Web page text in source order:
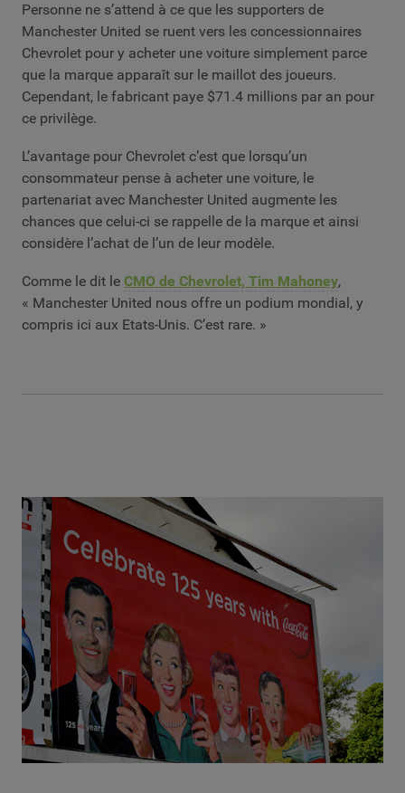
Personne ne s’attend à ce que les supporters de
Manchester United se ruent vers les concessionnaires
Chevrolet pour y acheter une voiture simplement parce
que la marque apparaît sur le maillot des joueurs.
Cependant, le fabricant paye $71.4 millions par an pour
ce privilège.
L’avantage pour Chevrolet c’est que lorsqu’un
consommateur pense à acheter une voiture, le
partenariat avec Manchester United augmente les
chances que celui-ci se rappelle de la marque et ainsi
considère l’achat de l’un de leur modèle.
Comme le dit le CMO de Chevrolet, Tim Mahoney,
« Manchester United nous offre un podium mondial, y
compris ici aux Etats-Unis. C’est rare. »